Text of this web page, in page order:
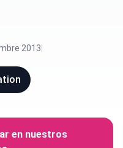
2013
en nuestros